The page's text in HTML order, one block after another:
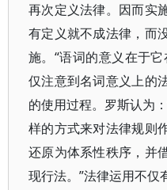
再次定义法律。因而实
有定义就不成法律，而
施。“语词的意义在于
仅注意到名词意义上的
的使用过程。罗斯认为
样的方式来对法律规则
还原为体系性秩序，并
现行法。”法律运用不